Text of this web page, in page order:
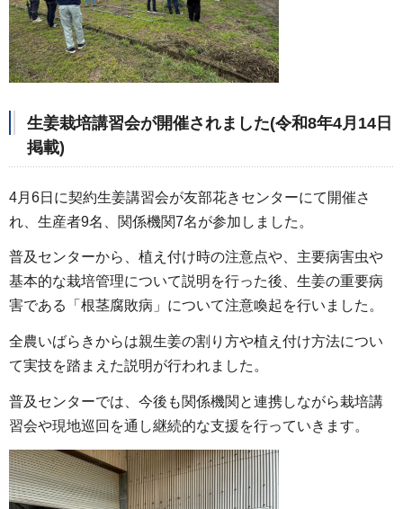
生姜栽培講習会が開催されました(令和8年4月14日
掲載)
4月6日に契約生姜講習会が友部花きセンターにて開催さ
れ、生産者9名、関係機関7名が参加しました。
普及センターから、植え付け時の注意点や、主要病害虫や
基本的な栽培管理について説明を行った後、生姜の重要病
害である「根茎腐敗病」について注意喚起を行いました。
全農いばらきからは親生姜の割り方や植え付け方法につい
て実技を踏まえた説明が行われました。
普及センターでは、今後も関係機関と連携しながら栽培講
習会や現地巡回を通し継続的な支援を行っていきます。